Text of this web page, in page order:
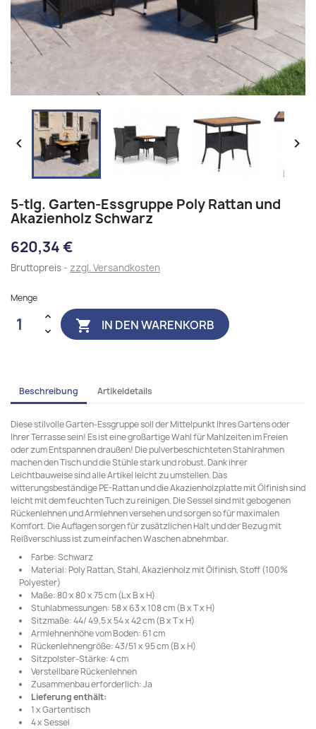
 
5-tlg. Garten-Essgruppe Poly Rattan und
Akazienholz Schwarz
620,34 €
Bruttopreis zzgl. Versandkosten
Menge
 IN DEN WARENKORB
Beschreibung Artikeldetails
Diese stilvolle Garten-Essgruppe soll der Mittelpunkt Ihres Gartens oder
Ihrer Terrasse sein! Es ist eine großartige Wahl für Mahlzeiten im Freien
oder zum Entspannen draußen! Die pulverbeschichteten Stahlrahmen
machen den Tisch und die Stühle stark und robust. Dank ihrer
Leichtbauweise sind alle Artikel leicht zu umstellen. Das
witterungsbeständige PE-Rattan und die Akazienholzplatte mit Ölfinish sind
leicht mit dem feuchten Tuch zu reinigen. Die Sessel sind mit gebogenen
Rückenlehnen und Armlehnen versehen und sorgen so für maximalen
Komfort. Die Auflagen sorgen für zusätzlichen Halt und der Bezug mit
Reißverschluss ist zum einfachen Waschen abnehmbar.
Farbe: Schwarz
Material: Poly Rattan, Stahl, Akazienholz mit Ölfinish, Stoff (100%
Polyester)
Maße: 80 x 80 x 75 cm (L x B x H)
Stuhlabmessungen: 58 x 63 x 108 cm (B x T x H)
Sitzmaße: 44/ 49,5 x 54 x 42 cm (B x T x H)
Armlehnenhöhe vom Boden: 61 cm
Rückenlehnengröße: 43/51 x 95 cm (B x H)
Sitzpolster-Stärke: 4 cm
Verstellbare Rückenlehnen
Zusammenbau erforderlich: Ja
Lieferung enthält:
1 x Gartentisch
4 x Sessel